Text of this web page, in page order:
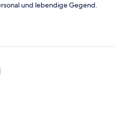
und lebendige Gegend.